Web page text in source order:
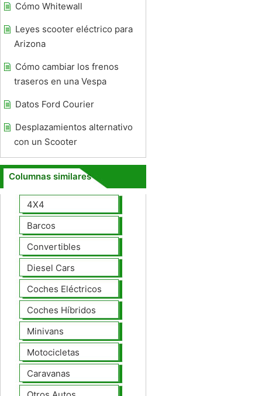
Cómo Whitewall
Leyes scooter eléctrico para
Arizona
Cómo cambiar los frenos
traseros en una Vespa
Datos Ford Courier
Desplazamientos alternativo
con un Scooter
Columnas similares
4X4
Barcos
Convertibles
Diesel Cars
Coches Eléctricos
Coches Híbridos
Minivans
Motocicletas
Caravanas